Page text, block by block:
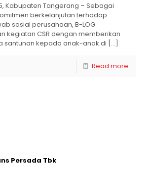
Kabupaten Tangerang – Sebagai
berkelanjutan terhadap
sosial perusahaan, B-LOG
kegiatan CSR dengan memberikan
santunan kepada anak-anak di […]
Read more
Persada Tbk